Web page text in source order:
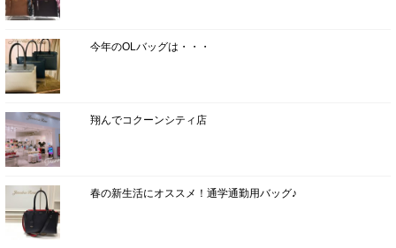
今年のOLバッグは・・・
翔んでコクーンシティ店
春の新生活にオススメ！通学通勤用バッグ♪